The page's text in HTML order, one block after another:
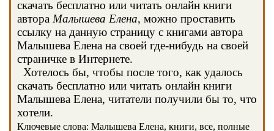
скачать бесплатно или читать онлайн книги
автора Малышева Елена, можно проставить
ссылку на данную страницу с книгами автора
Малышева Елена на своей где-нибудь на своей
страничке в Интернете.
Хотелось бы, чтобы после того, как удалось
скачать бесплатно или читать онлайн книги
Малышева Елена, читатели получили бы то, что
хотели.
Ключевые слова: Малышева Елена, книги, все, полные